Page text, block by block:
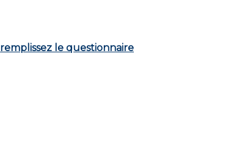
remplissez le questionnaire